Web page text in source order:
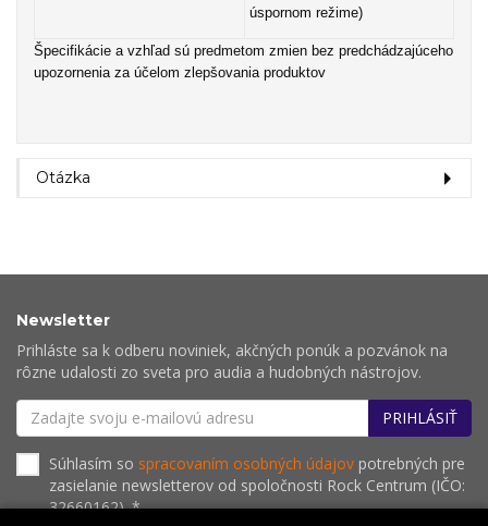
úspornom režime)
Špecifikácie a vzhľad sú predmetom zmien bez predchádzajúceho
upozornenia za účelom zlepšovania produktov
Otázka
Newsletter
Prihláste sa k odberu noviniek, akčných ponúk a pozvánok na
rôzne udalosti zo sveta pro audia a hudobných nástrojov.
PRIHLÁSIŤ
Súhlasím so spracovaním osobných údajov potrebných pre
zasielanie newsletterov od spoločnosti Rock Centrum (IČO:
32660162). *